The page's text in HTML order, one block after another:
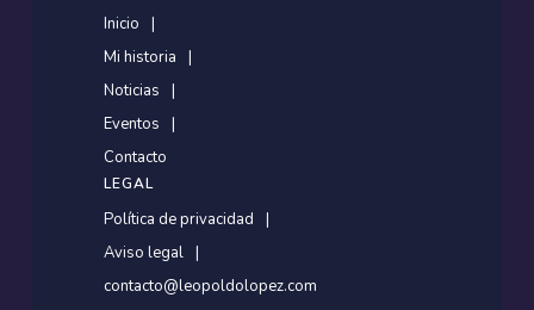
Inicio
Mi historia
Noticias
Eventos
Contacto
LEGAL
Política de privacidad
Aviso legal
contacto@leopoldolopez.com